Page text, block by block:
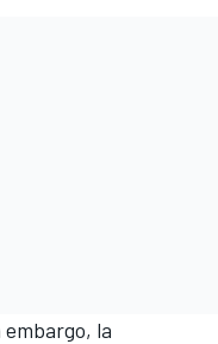
embargo, la